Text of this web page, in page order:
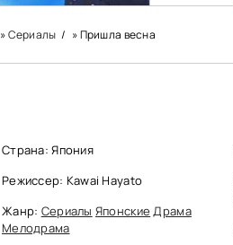
»Сериалы » Пришла весна
Страна: Япония
Режиссер: Kawai Hayato
Жанр: Сериалы Японские Драма
Мелодрама